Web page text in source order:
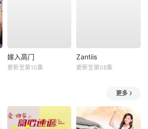
嫁入高门
更新至第10集
Zantiis
更新至第08集
更多